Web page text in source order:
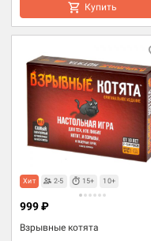
Купить
Хит 2-5 15+ 10+
Взрывные котята
999 ₽